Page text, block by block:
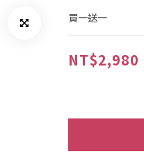
買一送一
NT$2,980